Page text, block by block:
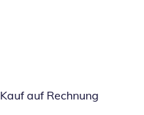
Kauf auf Rechnung